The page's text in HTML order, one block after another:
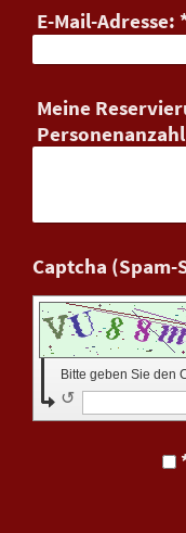
E-Mail-Adresse:
Meine
Personenanzahl
Bitte geben Sie den
↺